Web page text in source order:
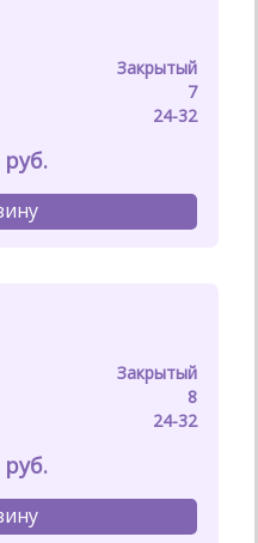
Закрытый
7
24-32
Закрытый
8
24-32